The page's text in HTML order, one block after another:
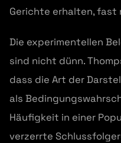
Gerichte erhalten, fast
Die experimentellen
sind nicht dünn.
dass die Art der
als
Häufigkeit in einer
verzerrte